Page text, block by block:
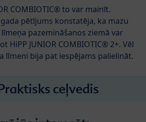
COMBIOTIC® to var mainīt.
pētījums konstatēja, ka mazu
pazemināšanos ziemā var
HiPP JUNIOR COMBIOTIC® 2+. Vēl
līmeni bija pat iespējams palielināt.
ceļvedis